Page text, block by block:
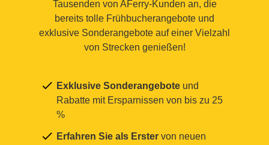
Tausenden von AFerry-Kunden an, die
bereits tolle Frühbucherangebote und
exklusive Sonderangebote auf einer Vielzahl
von Strecken genießen!
Exklusive Sonderangebote und
Rabatte mit Ersparnissen von bis zu 25
%
Erfahren Sie als Erster von neuen